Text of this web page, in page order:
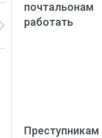
почтальонам
работать
Преступникам